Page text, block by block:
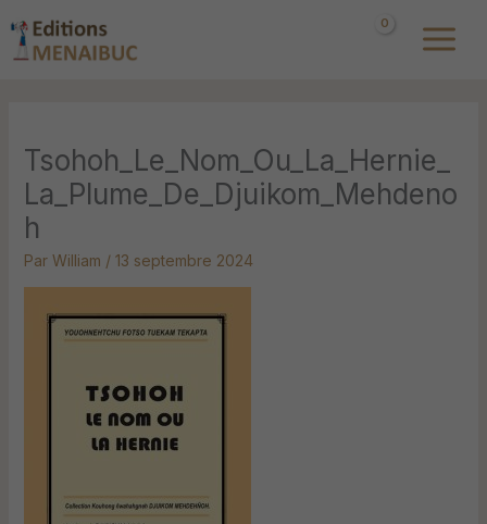
au
contenu
Tsohoh_Le_Nom_Ou_La_Hernie_
La_Plume_De_Djuikom_Mehdeno
h
Par William / 13 septembre 2024